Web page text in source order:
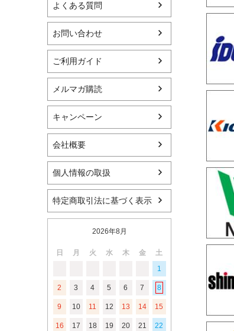
よくある質問
お問い合わせ
ご利用ガイド
メルマガ購読
キャンペーン
会社概要
個人情報の取扱
特定商取引法に基づく表示
2026年8月
日 月 火 水 木 金
土
1
2 3 4 5 6 7 8
9 10 11 12 13 14 15
16 17 18 19 20 21 22